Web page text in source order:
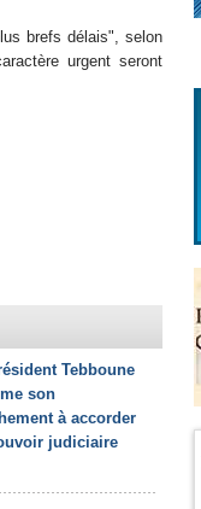
brefs délais", selon
urgent seront
Tebboune
son
à accorder
judiciaire